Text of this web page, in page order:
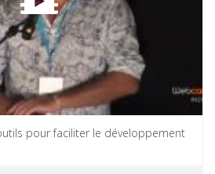
pour faciliter le développement